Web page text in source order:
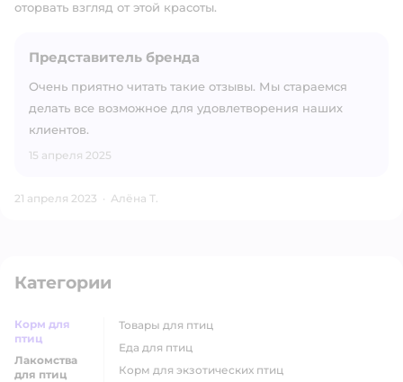
оторвать взгляд от этой красоты.
Представитель бренда
Очень приятно читать такие отзывы. Мы стараемся
делать все возможное для удовлетворения наших
клиентов.
15 апреля 2025
21 апреля 2023 · Алёна Т.
Категории
Корм для
птиц
Лакомства
для птиц
товары для птиц
еда для птиц
корм для экзотических птиц